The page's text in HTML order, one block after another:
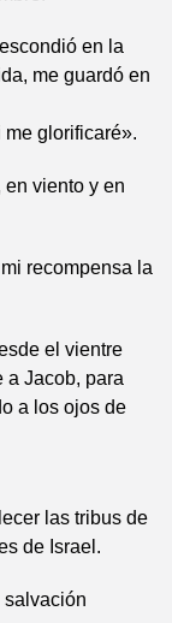
en la
me guardó en
glorificaré».
viento y en
recompensa la
el vientre
a Jacob, para
a los ojos de
las tribus de
de Israel.
salvación